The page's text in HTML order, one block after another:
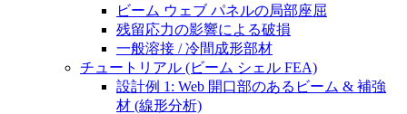
ビーム ウェブ パネルの局部座屈
残留応力の影響による破損
一般溶接 / 冷間成形部材
チュートリアル (ビーム シェル FEA)
設計例 1: Web 開口部のあるビーム & 補強
材 (線形分析)